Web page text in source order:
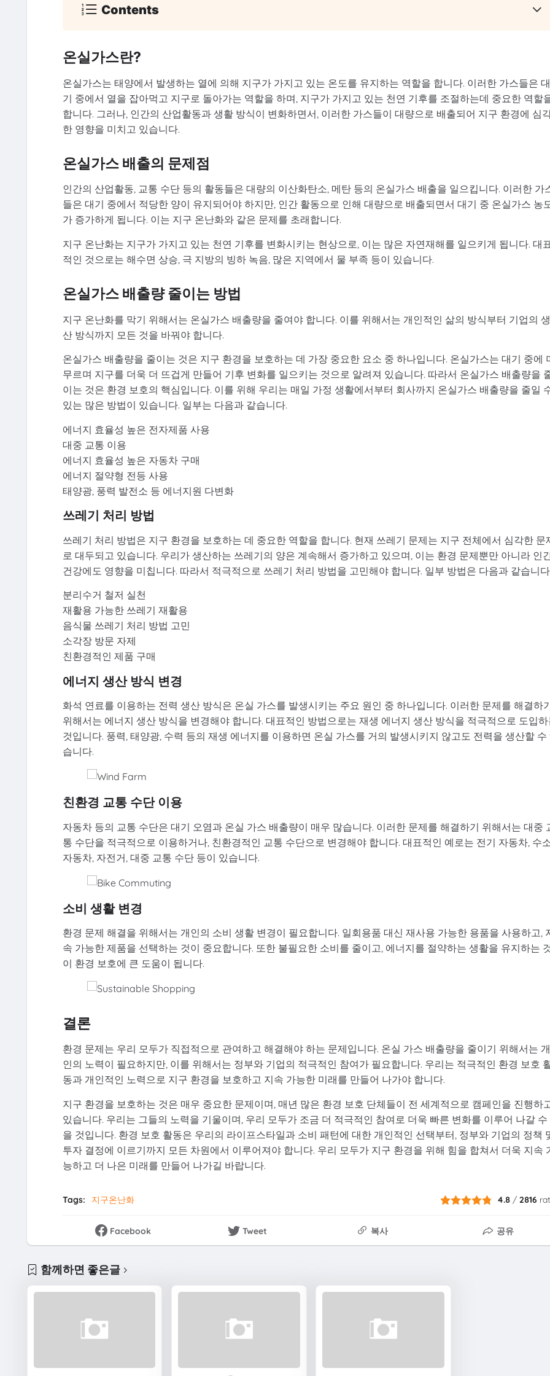
Contents
온실가스란?
온실가스는 태양에서 발생하는 열에 의해 지구가 가지고 있는 온도를 유지하는 역할을 합니다. 이러한 가스들은 대
기 중에서 열을 잡아먹고 지구로 돌아가는 역할을 하며, 지구가 가지고 있는 천연 기후를 조절하는데 중요한 역할
합니다. 그러나, 인간의 산업활동과 생활 방식이 변화하면서, 이러한 가스들이 대량으로 배출되어 지구 환경에 심
한 영향을 미치고 있습니다.
온실가스 배출의 문제점
인간의 산업활동, 교통 수단 등의 활동들은 대량의 이산화탄소, 메탄 등의 온실가스 배출을 일으킵니다. 이러한 가
들은 대기 중에서 적당한 양이 유지되어야 하지만, 인간 활동으로 인해 대량으로 배출되면서 대기 중 온실가스 농
가 증가하게 됩니다. 이는 지구 온난화와 같은 문제를 초래합니다.
지구 온난화는 지구가 가지고 있는 천연 기후를 변화시키는 현상으로, 이는 많은 자연재해를 일으키게 됩니다. 대
적인 것으로는 해수면 상승, 극 지방의 빙하 녹음, 많은 지역에서 물 부족 등이 있습니다.
온실가스 배출량 줄이는 방법
지구 온난화를 막기 위해서는 온실가스 배출량을 줄여야 합니다. 이를 위해서는 개인적인 삶의 방식부터 기업의 생
산 방식까지 모든 것을 바꿔야 합니다.
온실가스 배출량을 줄이는 것은 지구 환경을 보호하는 데 가장 중요한 요소 중 하나입니다. 온실가스는 대기 중에
무르며 지구를 더욱 더 뜨겁게 만들어 기후 변화를 일으키는 것으로 알려져 있습니다. 따라서 온실가스 배출량을
이는 것은 환경 보호의 핵심입니다. 이를 위해 우리는 매일 가정 생활에서부터 회사까지 온실가스 배출량을 줄일
있는 많은 방법이 있습니다. 일부는 다음과 같습니다.
에너지 효율성 높은 전자제품 사용
대중 교통 이용
에너지 효율성 높은 자동차 구매
에너지 절약형 전등 사용
태양광, 풍력 발전소 등 에너지원 다변화
쓰레기 처리 방법
쓰레기 처리 방법은 지구 환경을 보호하는 데 중요한 역할을 합니다. 현재 쓰레기 문제는 지구 전체에서 심각한 문
로 대두되고 있습니다. 우리가 생산하는 쓰레기의 양은 계속해서 증가하고 있으며, 이는 환경 문제뿐만 아니라 인
건강에도 영향을 미칩니다. 따라서 적극적으로 쓰레기 처리 방법을 고민해야 합니다. 일부 방법은 다음과 같습니
분리수거 철저 실천
재활용 가능한 쓰레기 재활용
음식물 쓰레기 처리 방법 고민
소각장 방문 자제
친환경적인 제품 구매
에너지 생산 방식 변경
화석 연료를 이용하는 전력 생산 방식은 온실 가스를 발생시키는 주요 원인 중 하나입니다. 이러한 문제를 해결하
위해서는 에너지 생산 방식을 변경해야 합니다. 대표적인 방법으로는 재생 에너지 생산 방식을 적극적으로 도입하
것입니다. 풍력, 태양광, 수력 등의 재생 에너지를 이용하면 온실 가스를 거의 발생시키지 않고도 전력을 생산할 수
습니다.
친환경 교통 수단 이용
자동차 등의 교통 수단은 대기 오염과 온실 가스 배출량이 매우 많습니다. 이러한 문제를 해결하기 위해서는 대중
통 수단을 적극적으로 이용하거나, 친환경적인 교통 수단으로 변경해야 합니다. 대표적인 예로는 전기 자동차, 수
자동차, 자전거, 대중 교통 수단 등이 있습니다.
소비 생활 변경
환경 문제 해결을 위해서는 개인의 소비 생활 변경이 필요합니다. 일회용품 대신 재사용 가능한 용품을 사용하고,
속 가능한 제품을 선택하는 것이 중요합니다. 또한 불필요한 소비를 줄이고, 에너지를 절약하는 생활을 유지하는
이 환경 보호에 큰 도움이 됩니다.
결론
환경 문제는 우리 모두가 직접적으로 관여하고 해결해야 하는 문제입니다. 온실 가스 배출량을 줄이기 위해서는 개
인의 노력이 필요하지만, 이를 위해서는 정부와 기업의 적극적인 참여가 필요합니다. 우리는 적극적인 환경 보호
동과 개인적인 노력으로 지구 환경을 보호하고 지속 가능한 미래를 만들어 나가야 합니다.
지구 환경을 보호하는 것은 매우 중요한 문제이며, 매년 많은 환경 보호 단체들이 전 세계적으로 캠페인을 진행하
있습니다. 우리는 그들의 노력을 기울이며, 우리 모두가 조금 더 적극적인 참여로 더욱 빠른 변화를 이루어 나갈 수
을 것입니다. 환경 보호 활동은 우리의 라이프스타일과 소비 패턴에 대한 개인적인 선택부터, 정부와 기업의 정책
투자 결정에 이르기까지 모든 차원에서 이루어져야 합니다. 우리 모두가 지구 환경을 위해 힘을 합쳐서 더욱 지속
능하고 더 나은 미래를 만들어 나가길 바랍니다.
Tags: 지구온난화 4.8 /2816
Facebook Tweet 복사 공유
함께하면 좋은글